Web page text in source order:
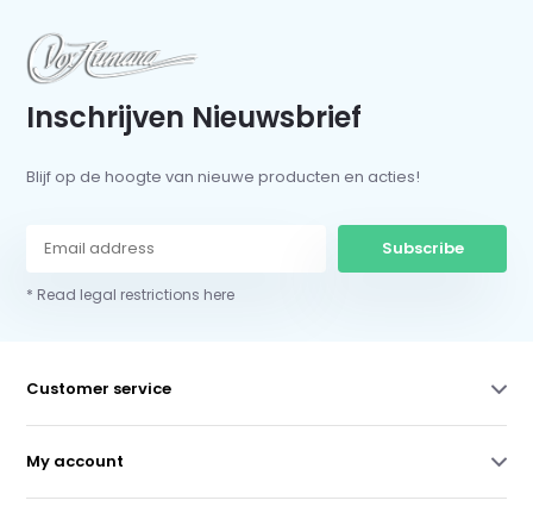
Inschrijven Nieuwsbrief
Blijf op de hoogte van nieuwe producten en acties!
Subscribe
* Read legal restrictions here
Customer service
My account